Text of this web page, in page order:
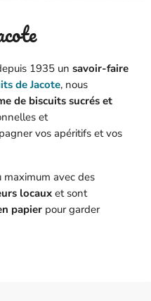
1935 un savoir-faire
de Jacote, nous
de biscuits sucrés et
et
vos apéritifs et vos
maximum avec des
locaux et sont
papier pour garder